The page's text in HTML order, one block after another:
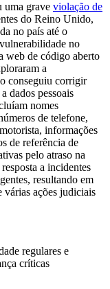
uma grave violação de
do Reino Unido,
no país até o
no
web de código aberto
a
conseguiu corrigir
dados pessoais
nomes
de telefone,
informações
de referência de
pelo atraso na
a incidentes
resultando em
várias ações judiciais
regulares e
críticas